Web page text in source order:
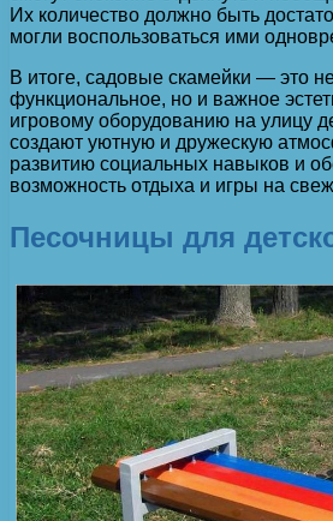
Их количество должно быть
могли воспользоваться ими
В итоге, садовые скамейки — это
функциональное, но и важное
игровому оборудованию на улицу
создают уютную и дружескую
развитию социальных навыков и
возможность отдыха и игры на
Песочницы для